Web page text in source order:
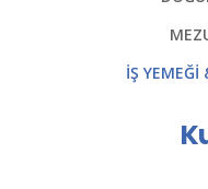
İŞ YEMEĞİ